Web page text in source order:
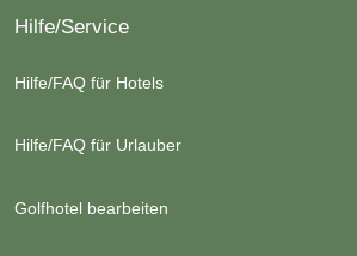
Hilfe/Service
Hilfe/FAQ für Hotels
Hilfe/FAQ für Urlauber
Golfhotel bearbeiten